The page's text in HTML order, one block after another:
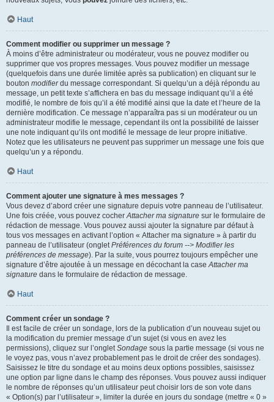
Haut
Comment modifier ou supprimer un message ?
À moins d’être administrateur ou modérateur, vous ne pouvez modifier ou
supprimer que vos propres messages. Vous pouvez modifier un message
(quelquefois dans une durée limitée après sa publication) en cliquant sur le
bouton modifierdu message correspondant. Si quelqu’un a déjà répondu au
message, un petit texte s’affichera en bas du message indiquant qu’il a été
modifié, le nombre de fois qu’il a été modifié ainsi que la date et l’heure de la
dernière modification. Ce message n’apparaîtra pas si un modérateur ou un
administrateur modifie le message, cependant ils ont la possibilité de laisser
une note indiquant qu’ils ont modifié le message de leur propre initiative.
Notez que les utilisateurs ne peuvent pas supprimer un message une fois que
quelqu’un y a répondu.
Haut
Comment ajouter une signature à mes messages ?
Vous devez d’abord créer une signature depuis votre panneau de l’utilisateur.
Une fois créée, vous pouvez cocherAttacher ma signature sur le formulaire de
rédaction de message. Vous pouvez aussi ajouter la signature par défaut à
tous vos messages en activant l’option « Attacher ma signature » à partir du
panneau de l’utilisateur (ongletPréférences du forum --> Modifier les
préférences de message). Par la suite, vous pourrez toujours empêcher une
signature d’être ajoutée à un message en décochant la caseAttacher ma
signature dans le formulaire de rédaction de message.
Haut
Comment créer un sondage ?
Il est facile de créer un sondage, lors de la publication d’un nouveau sujet ou
la modification du premier message d’un sujet (si vous en avez les
permissions), cliquez sur l’ongletSondage sous la partie message (si vous ne
le voyez pas, vous n’avez probablement pas le droit de créer des sondages).
Saisissez le titre du sondage et au moins deux options possibles, saisissez
une option par ligne dans le champ des réponses. Vous pouvez aussi indiquer
le nombre de réponses qu’un utilisateur peut choisir lors de son vote dans
« Option(s) par l’utilisateur », limiter la durée en jours du sondage (mettre « 0 »